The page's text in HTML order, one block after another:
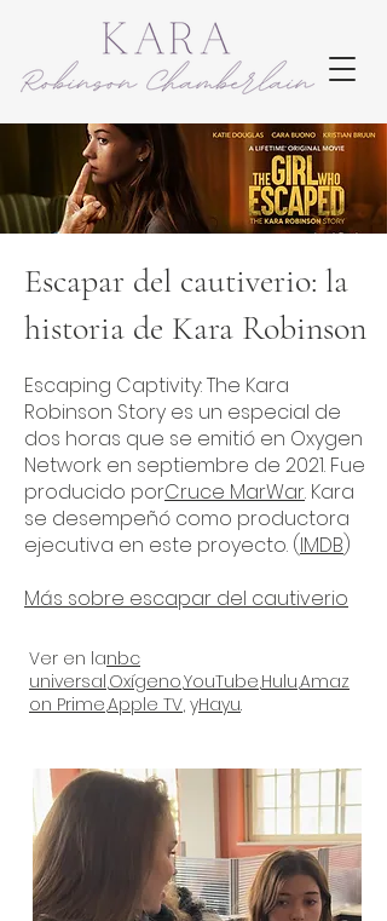
Escapar del cautiverio: la
historia de Kara Robinson
Escaping Captivity: The Kara
Robinson Story es un especial de
dos horas que se emitió en Oxygen
Network en septiembre de 2021. Fue
producido porCruce MarWar. Kara
se desempeñó como productora
ejecutiva en este proyecto. (IMDB)
Más sobre escapar del cautiverio
Ver en lanbc
universal,Oxígeno,YouTube,Hulu,Amaz
on Prime,Apple TV, yHayu.